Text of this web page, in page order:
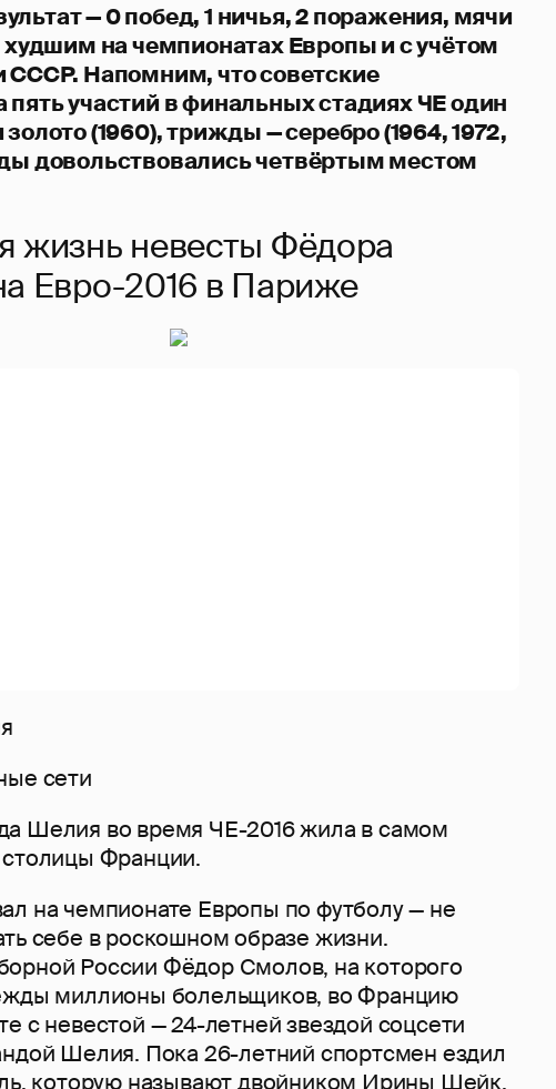
— 0 побед, 1 ничья, 2 поражения, мячи
худшим на чемпионатах Европы и с учётом
СССР. Напомним, что советские
пять участий в финальных стадиях ЧЕ один
(1960), трижды — серебро (1964, 1972,
довольствовались четвёртым местом
жизнь невесты Фёдора
Евро-2016 в Париже
сети
Шелия во время ЧЕ-2016 жила в самом
Франции.
на чемпионате Европы по футболу — не
себе в роскошном образе жизни.
России Фёдор Смолов, на которого
миллионы болельщиков, во Францию
с невестой — 24-летней звездой соцсети
Шелия. Пока 26-летний спортсмен ездил
которую называют двойником Ирины Шейк,